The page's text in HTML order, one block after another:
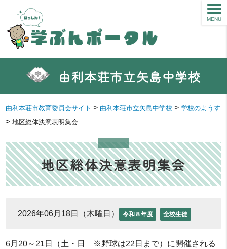
由利本荘市立矢島中学校
MENU
由利本荘市教育委員会サイト > 由利本荘市立矢島中学校 >学校のようす
>地区総体決意表明集会
地区総体決意表明集会
2026年06月18日（木曜日） 令和８年度 全校生徒
6月20～21日（土・日 ※野球は22日まで）に開催される